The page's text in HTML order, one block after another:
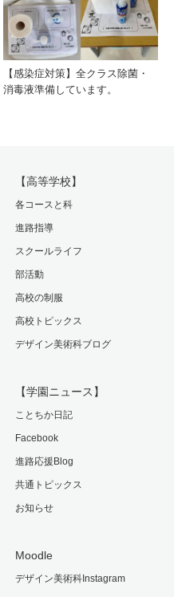
【感染症対策】全クラス除菌・
消毒液準備しています。
【高等学校】
各コースと科
進路指導
スクールライフ
部活動
高校の制服
高校トピックス
デザイン美術科ブログ
【学園ニュース】
ことちか日記
Facebook
進路応援Blog
共通トピックス
お知らせ
Moodle
デザイン美術科Instagram